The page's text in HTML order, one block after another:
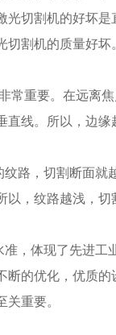
切割机的好坏
割机的质量好坏
重要。在远离
线。所以，边缘
路，切割断面就
，纹路越浅，切
，体现了先进工
的优化，优质的
重要。